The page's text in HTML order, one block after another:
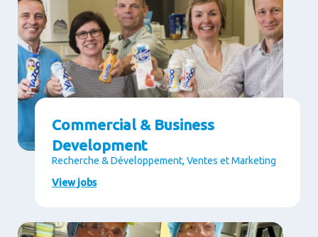
Commercial & Business
Development
Recherche & Développement, Ventes et Marketing
View jobs